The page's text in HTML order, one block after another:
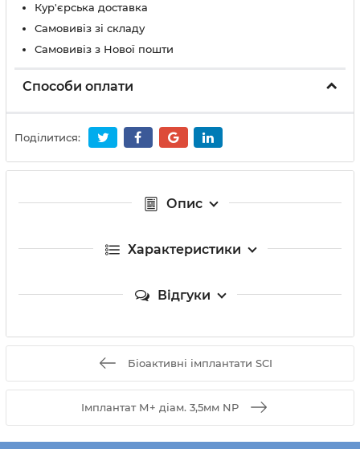
Кур'єрська доставка
Самовивіз зі складу
Самовивіз з Нової пошти
Способи оплати
Поділитися:
Опис
Характеристики
Відгуки
Біоактивні імплантати SCI
Імплантат М+ діам. 3,5мм NP